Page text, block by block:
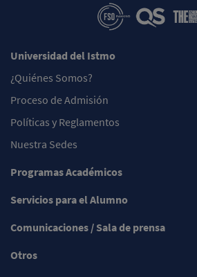
Universidad del Istmo
¿Quiénes Somos?
Proceso de Admisión
Políticas y Reglamentos
Nuestra Sedes
Programas Académicos
Servicios para el Alumno
Comunicaciones / Sala de prensa
Otros